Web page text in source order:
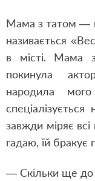
Мама з татом —
називається
в місті. Мама
покинула
народила
завжди міряє всі
гадаю, їй бракує
— Скільки ще до